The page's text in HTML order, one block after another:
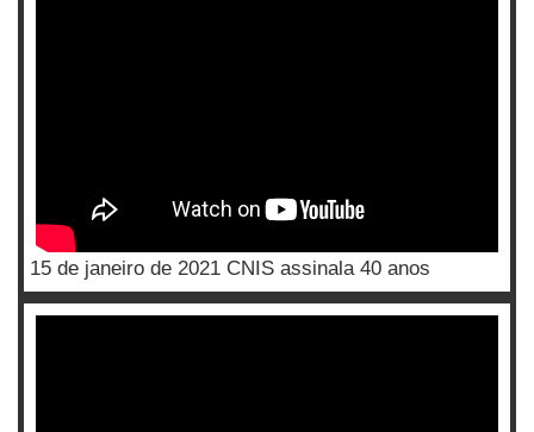
15 de janeiro de 2021 CNIS assinala 40 anos